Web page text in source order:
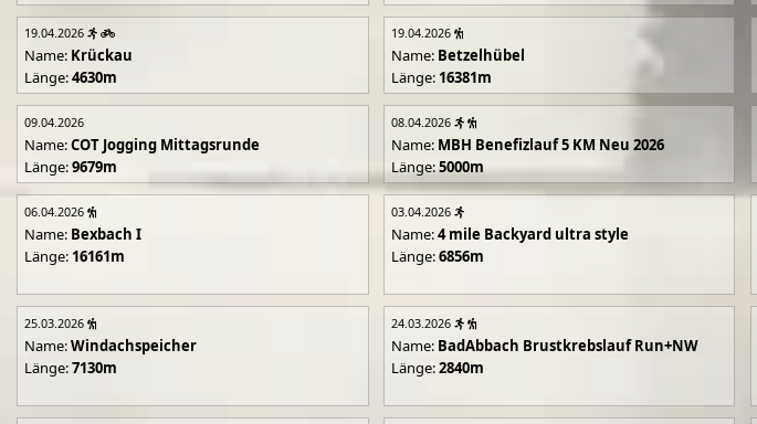
19.04.2026
Name: Krückau
Länge:4630m
19.04.2026
Name: Betzelhübel
Länge: 16381m
09.04.2026
Name:COT Jogging Mittagsrunde
Länge:9679m
08.04.2026
Name: MBH Benefizlauf 5 KM Neu 2026
Länge:5000m
06.04.2026
Name: Bexbach I
Länge: 16161m
03.04.2026
Name:4 mile Backyard ultra style
Länge:6856m
25.03.2026
Name:Windachspeicher
Länge:7130m
24.03.2026
Name: BadAbbach Brustkrebslauf Run+NW
Länge:2840m